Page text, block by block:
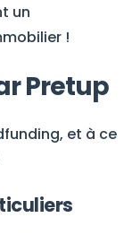
un
!
Pretup
et à ce